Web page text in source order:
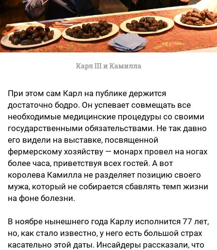
Карл III и Камилла
При этом сам Карл на публике держится
достаточно бодро. Он успевает совмещать все
необходимые медицинские процедуры со своими
государственными обязательствами. Не так давно
его видели на выставке, посвященной
фермерскому хозяйству — монарх провел на ногах
более часа, приветствуя всех гостей. А вот
королева Камилла не разделяет позицию своего
мужа, который не собирается сбавлять темп жизни
на фоне болезни.
В ноябре нынешнего года Карлу исполнится 77 лет,
но, как стало известно, у него есть большой страх
касательно этой даты. Инсайдеры рассказали, что